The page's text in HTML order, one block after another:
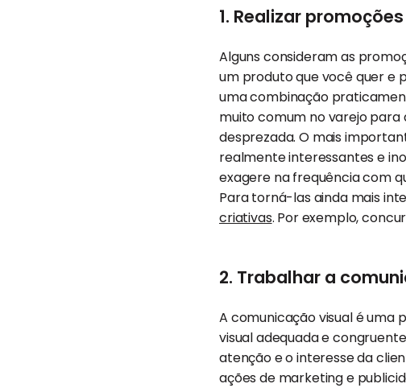
1. Realizar promoções
Alguns consideram as
um produto que você quer e
uma combinação
muito comum no varejo
desprezada. O mais
realmente interessantes e
exagere na frequência com
Para torná-las ainda mais
criativas. Por exemplo,
2. Trabalhar a
A comunicação visual é uma
visual adequada e
atenção e o interesse da
ações de marketing e